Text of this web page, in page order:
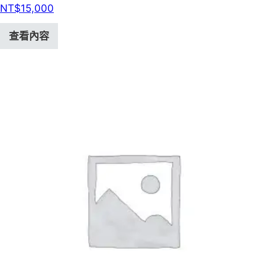
NT$15,000
查看內容